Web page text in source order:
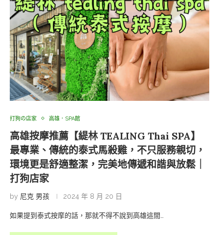
打狗の店家 高雄．SPA館
高雄按摩推薦【緹林 TEALING Thai SPA】
最專業、傳統的泰式馬殺雞，不只服務親切，
環境更是舒適整潔，完美地傳遞和諧與放鬆｜
打狗店家
by 尼克 男孩 2024 年 8 月 20 日
如果提到泰式按摩的話，那就不得不說到高雄這間…